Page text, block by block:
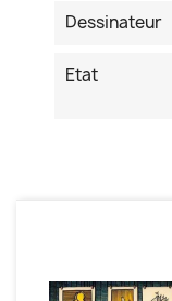
Dessinateur
Etat